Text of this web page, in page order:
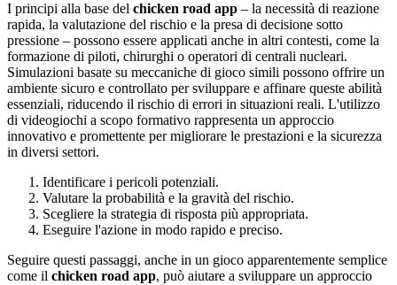
I principi alla base del chicken road app – la necessità di reazione
rapida, la valutazione del rischio e la presa di decisione sotto
pressione – possono essere applicati anche in altri contesti, come la
formazione di piloti, chirurghi o operatori di centrali nucleari.
Simulazioni basate su meccaniche di gioco simili possono offrire un
ambiente sicuro e controllato per sviluppare e affinare queste abilità
essenziali, riducendo il rischio di errori in situazioni reali. L'utilizzo
di videogiochi a scopo formativo rappresenta un approccio
innovativo e promettente per migliorare le prestazioni e la sicurezza
in diversi settori.
Identificare i pericoli potenziali.
Valutare la probabilità e la gravità del rischio.
Scegliere la strategia di risposta più appropriata.
Eseguire l'azione in modo rapido e preciso.
Seguire questi passaggi, anche in un gioco apparentemente semplice
come il chicken road app, può aiutare a sviluppare un approccio